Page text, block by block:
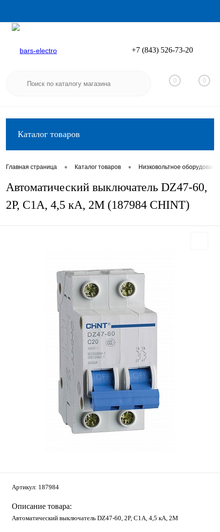
Вход
+7 (843) 526-73-20
0 0
Каталог товаров
Главная страница • Каталог товаров • Низковольтное
Автоматический выключатель DZ47-60,
2P, C1А, 4,5 кА, 2М (187984 CHINT)
Артикул: 187984
Описание товара:
Автоматический выключатель DZ47-60, 2P, C1А, 4,5 кА, 2М